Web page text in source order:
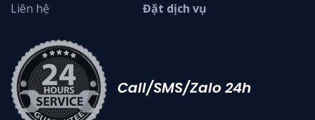
Liên hệ
Đặt dịch vụ
Call/SMS/Zalo 24h